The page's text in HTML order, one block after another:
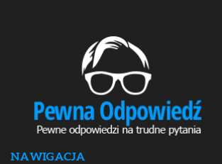
NAWIGACJA